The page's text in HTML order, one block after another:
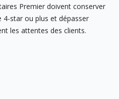
Premier doivent conserver
4-star ou plus et dépasser
les attentes des clients.